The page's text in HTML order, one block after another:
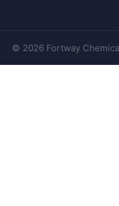
© 2026 Fortway